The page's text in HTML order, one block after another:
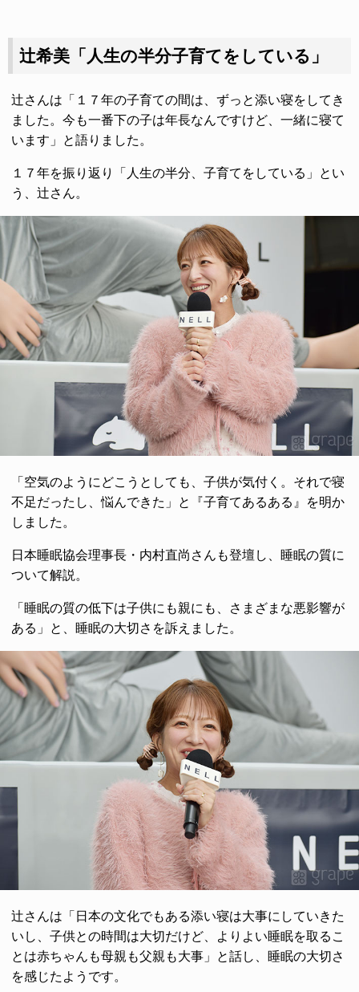
辻希美「人生の半分子育てをしている」
辻さんは「１７年の子育ての間は、ずっと添い寝をしてき
ました。今も一番下の子は年長なんですけど、一緒に寝て
います」と語りました。
１７年を振り返り「人生の半分、子育てをしている」とい
う、辻さん。
「空気のようにどこうとしても、子供が気付く。それで寝
不足だったし、悩んできた」と『子育てあるある』を明か
しました。
日本睡眠協会理事長・内村直尚さんも登壇し、睡眠の質に
ついて解説。
「睡眠の質の低下は子供にも親にも、さまざまな悪影響が
ある」と、睡眠の大切さを訴えました。
辻さんは「日本の文化でもある添い寝は大事にしていきた
いし、子供との時間は大切だけど、よりよい睡眠を取るこ
とは赤ちゃんも母親も父親も大事」と話し、睡眠の大切さ
を感じたようです。